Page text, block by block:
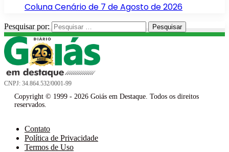
Coluna Cenário de 7 de Agosto de 2026
Pesquisar por:
CNPJ: 34.864.532/0001-99
Copyright © 1999 - 2026 Goiás em Destaque. Todos os direitos
reservados.
Contato
Política de Privacidade
Termos de Uso